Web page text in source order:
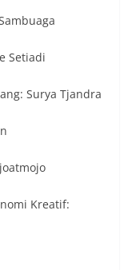
Setiadi
Surya Tjandra
Kreatif: